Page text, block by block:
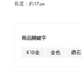
長度：約17cm
商品關鍵字
K10金 金色 鑽石